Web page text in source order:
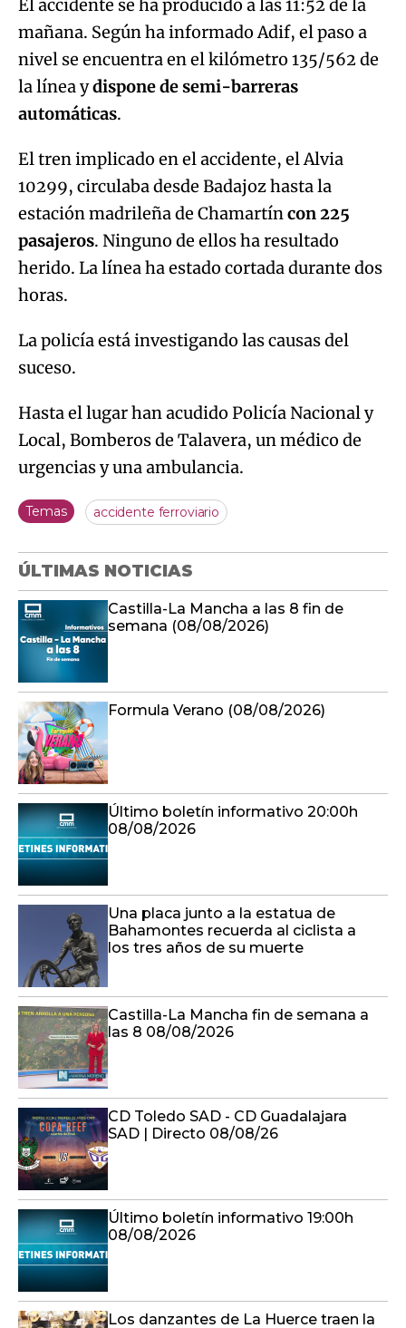
Try again
El accidente se ha producido a las 11:52 de la
mañana. Según ha informado Adif, el paso a
nivel se encuentra en el kilómetro 135/562 de
la línea ydispone de semi-barreras
automáticas.
El tren implicado en el accidente, el Alvia
10299, circulaba desde Badajoz hasta la
estación madrileña de Chamartíncon 225
pasajeros. Ninguno de ellos ha resultado
herido. La línea ha estado cortada durante dos
horas.
La policía está investigando las causas del
suceso.
Hasta el lugar han acudido Policía Nacional y
Local, Bomberos de Talavera, un médico de
urgencias y una ambulancia.
Temas accidente ferroviario
ÚLTIMAS NOTICIAS
Castilla-La Mancha a las 8 fin de
semana (08/08/2026)
Formula Verano (08/08/2026)
Último boletín informativo 20:00h
08/08/2026
Una placa junto a la estatua de
Bahamontes recuerda al ciclista a
los tres años de su muerte
Castilla-La Mancha fin de semana a
las 8 08/08/2026
CD Toledo SAD - CD Guadalajara
SAD | Directo 08/08/26
Último boletín informativo 19:00h
08/08/2026
Los danzantes de La Huerce traen la